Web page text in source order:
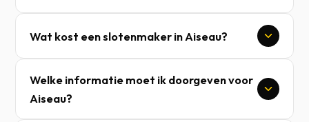
Wat kost een slotenmaker in Aiseau?
Welke informatie moet ik doorgeven voor
Aiseau?